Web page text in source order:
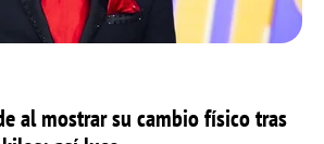
al mostrar su cambio físico tras